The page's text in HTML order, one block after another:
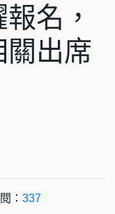
名，
關出席
： 337